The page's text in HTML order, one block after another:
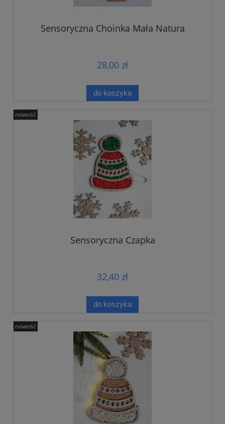
Sensoryczna Choinka Mała Natura
28,00 zł
do koszyka
Sensoryczna Czapka
32,40 zł
do koszyka
nowość
nowość